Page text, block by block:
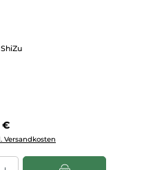
ShiZu
Preis:
€
Versandkosten
Wert ein oder benutze die